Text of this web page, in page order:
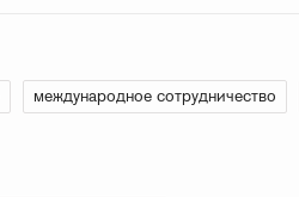
международное сотрудничество